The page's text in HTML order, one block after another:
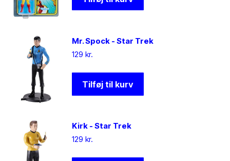
Mr. Spock - Star Trek
129 kr.
Tilføj til kurv
Kirk - Star Trek
129 kr.